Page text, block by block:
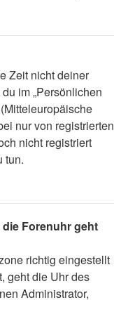
Zeit nicht deiner
im „Persönlichen
nur von registrierten
nicht registriert
tun.
Forenuhr geht
richtig eingestellt
geht die Uhr des
Administrator,